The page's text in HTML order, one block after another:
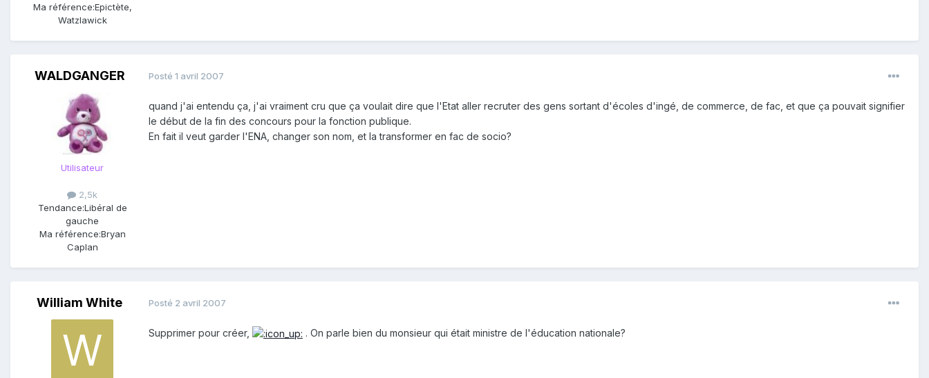
Ma référence:Epictète,
Watzlawick
WALDGANGER
Utilisateur
2,5k
Tendance:Libéral de
gauche
Ma référence:Bryan
Caplan
Posté 1 avril 2007
quand j'ai entendu ça, j'ai vraiment cru que ça voulait dire que l'Etat aller recruter des gens sortant d'écoles d'ingé, de commerce, de fac, et que ça pouvait signifier
le début de la fin des concours pour la fonction publique.
En fait il veut garder l'ENA, changer son nom, et la transformer en fac de socio?
William White Posté 2 avril 2007
Supprimer pour créer, . On parle bien du monsieur qui était ministre de l'éducation nationale?